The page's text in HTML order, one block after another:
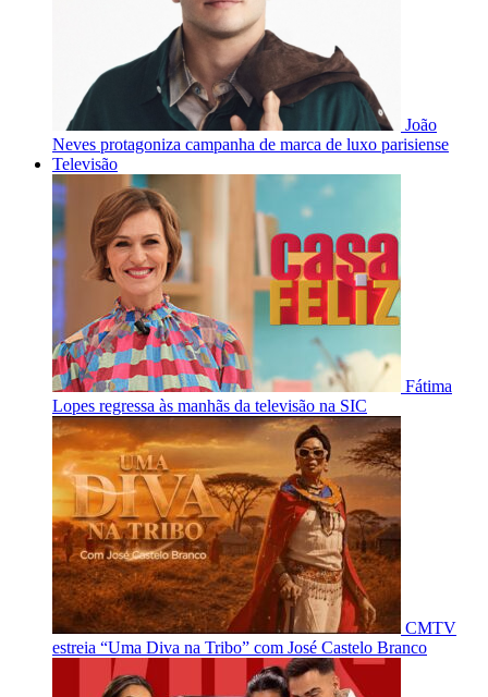
João
Neves protagoniza campanha de marca de luxo parisiense
Televisão
Fátima
Lopes regressa às manhãs da televisão na SIC
CMTV
estreia “Uma Diva na Tribo” com José Castelo Branco